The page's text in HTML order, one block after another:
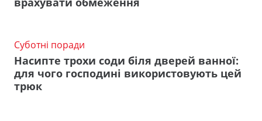
Суботні поради
Насипте трохи соди біля дверей ванної:
для чого господині використовують цей
трюк